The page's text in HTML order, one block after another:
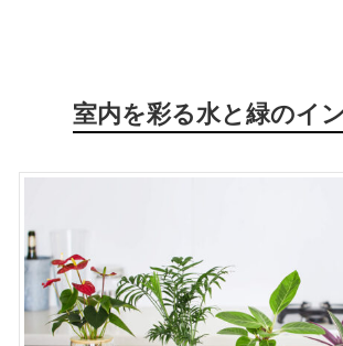
室内を彩る水と緑のイ